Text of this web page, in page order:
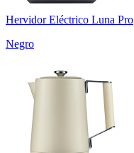
Hervidor Eléctrico Luna Pro
Negro